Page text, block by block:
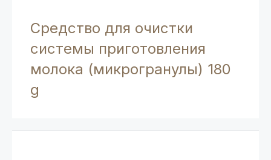
Средство для очистки
системы приготовления
молока (микрогранулы) 180
g